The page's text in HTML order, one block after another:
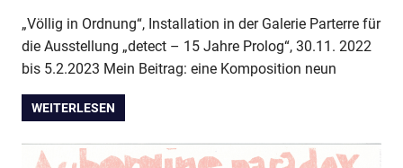
„Völlig in Ordnung“, Installation in der Galerie Parterre für
die Ausstellung „detect – 15 Jahre Prolog“, 30.11. 2022
bis 5.2.2023 Mein Beitrag: eine Komposition neun
WEITERLESEN